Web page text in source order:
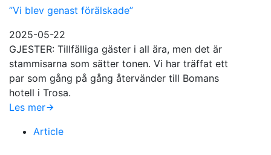
”Vi blev genast förälskade”
2025-05-22
GJESTER: Tillfälliga gäster i all ära, men det är
stammisarna som sätter tonen. Vi har träffat ett
par som gång på gång återvänder till Bomans
hotell i Trosa.
Les mer
Article